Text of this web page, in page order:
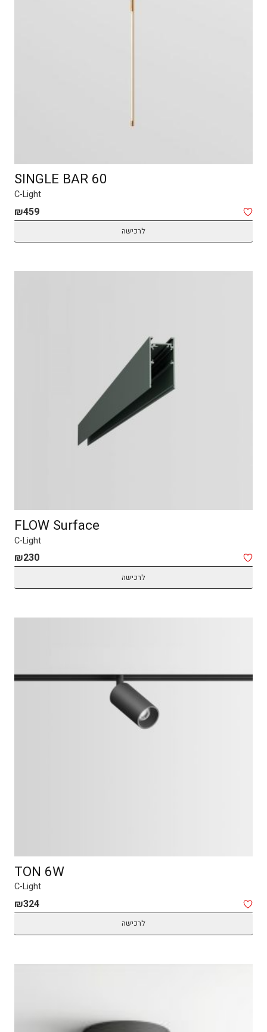
SINGLE BAR 60
C-Light
₪459
לרכישה
FLOW Surface
C-Light
₪230
לרכישה
TON 6W
C-Light
₪324
לרכישה